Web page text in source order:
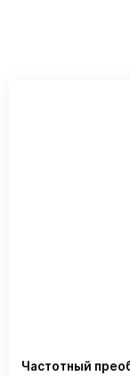
Частотный